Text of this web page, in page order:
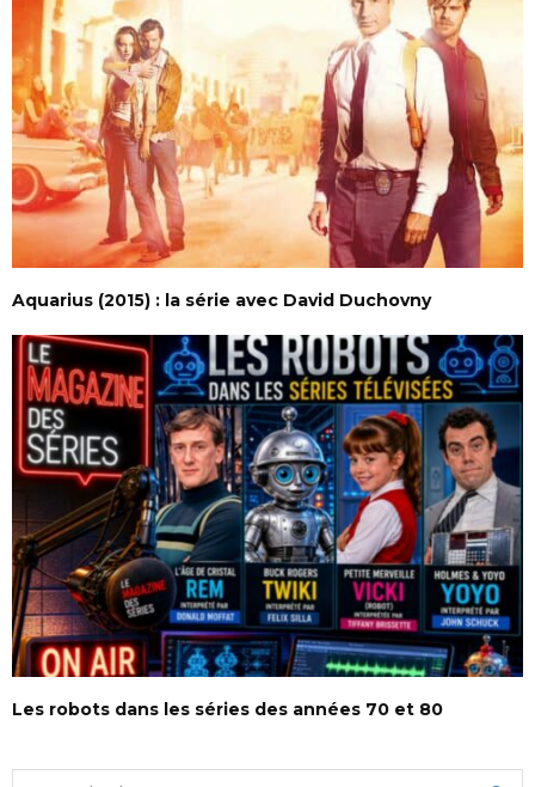
Aquarius (2015) : la série avec David Duchovny
Les robots dans les séries des années 70 et 80